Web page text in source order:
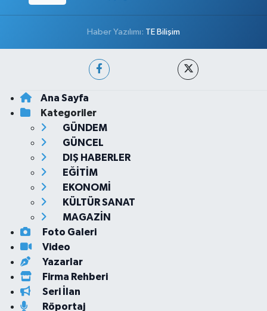
Haber Yazılımı: TE Bilişim
Ana Sayfa
Kategoriler
GÜNDEM
GÜNCEL
DIŞ HABERLER
EĞİTİM
EKONOMİ
KÜLTÜR SANAT
MAGAZİN
Foto Galeri
Video
Yazarlar
Firma Rehberi
Seri İlan
Röportaj